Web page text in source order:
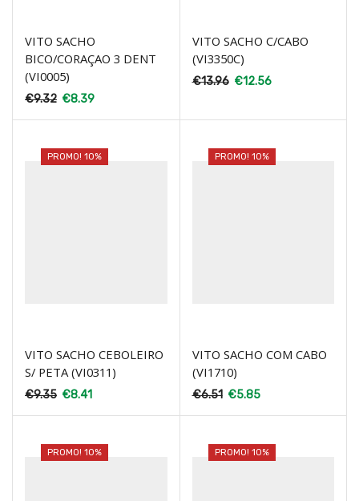
VITO SACHO
BICO/CORAÇAO 3 DENT
(VI0005)
€9.32 €8.39
VITO SACHO C/CABO
(VI3350C)
€13.96 €12.56
PROMO! 10%
VITO SACHO CEBOLEIRO
S/ PETA (VI0311)
€9.35 €8.41
PROMO! 10%
VITO SACHO COM CABO
(VI1710)
€6.51 €5.85
PROMO! 10% PROMO! 10%